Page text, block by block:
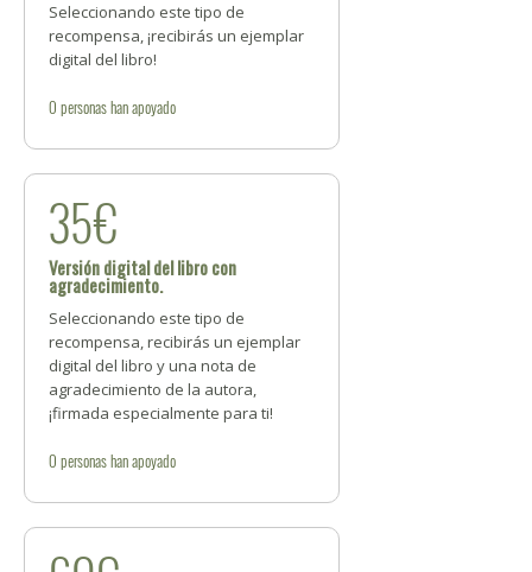
Seleccionando este tipo de
recompensa, ¡recibirás un ejemplar
digital del libro!
0 personashan apoyado
35€
Versión digital del libro con
agradecimiento.
Seleccionando este tipo de
recompensa, recibirás un ejemplar
digital del libro y una nota de
agradecimiento de la autora,
¡firmada especialmente para ti!
0 personashan apoyado